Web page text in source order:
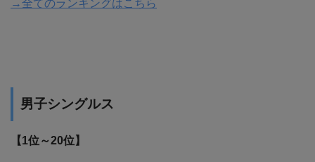
→全てのランキングはこちら
男子シングルス
【1位～20位】